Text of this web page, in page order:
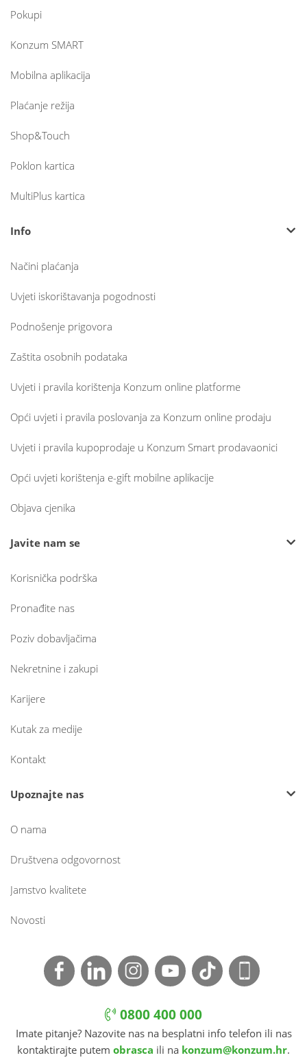
Pokupi
Konzum SMART
Mobilna aplikacija
Plaćanje režija
Shop&Touch
Poklon kartica
MultiPlus kartica
Info
Načini plaćanja
Uvjeti iskorištavanja pogodnosti
Podnošenje prigovora
Zaštita osobnih podataka
Uvjeti i pravila korištenja Konzum online platforme
Opći uvjeti i pravila poslovanja za Konzum online prodaju
Uvjeti i pravila kupoprodaje u Konzum Smart prodavaonici
Opći uvjeti korištenja e-gift mobilne aplikacije
Objava cjenika
Javite nam se
Korisnička podrška
Pronađite nas
Poziv dobavljačima
Nekretnine i zakupi
Karijere
Kutak za medije
Kontakt
Upoznajte nas
O nama
Društvena odgovornost
Jamstvo kvalitete
Novosti
0800 400 000
Imate pitanje? Nazovite nas na besplatni info telefon ili nas
kontaktirajte putem obrasca ili na konzum@konzum.hr.